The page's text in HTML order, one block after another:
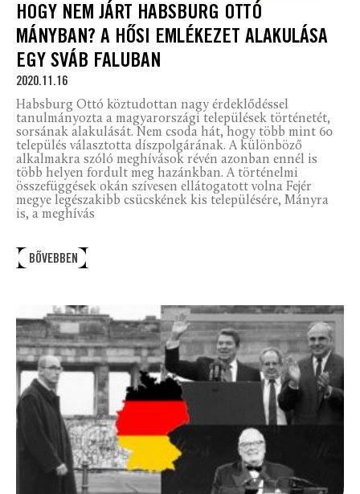
HOGY NEM JÁRT HABSBURG OTTÓ
MÁNYBAN? A HŐSI EMLÉKEZET ALAKULÁSA
EGY SVÁB FALUBAN
2020.11.16
Habsburg Ottó köztudottan nagy érdeklődéssel
tanulmányozta a magyarországi települések történetét,
sorsának alakulását. Nem csoda hát, hogy több mint 60
település választotta díszpolgárának. A különböző
alkalmakra szóló meghívások révén azonban ennél is
több helyen fordult meg hazánkban. A történelmi
összefüggések okán szívesen ellátogatott volna Fejér
megye legészakibb csücskének kis településére, Mányra
is, a meghívás
BŐVEBBEN